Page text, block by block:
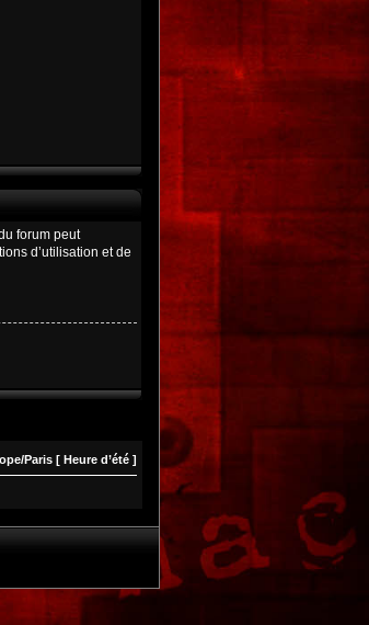
forum peut
d’utilisation et de
Paris [ Heure d’été ]